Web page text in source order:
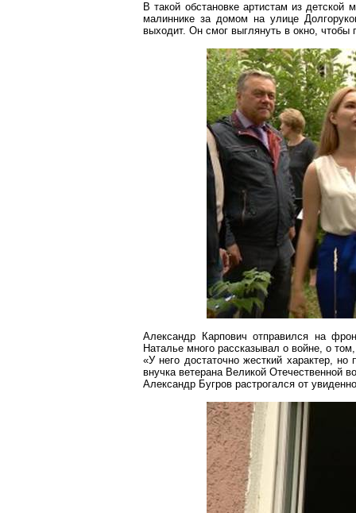
В такой обстановке артистам из
малиннике за домом на улице
выходит. Он смог выглянуть в окно, чтобы
Александр Карпович отправился на
Наталье много рассказывал о войне, о
«У него достаточно жесткий характер,
внучка ветерана Великой Отечественной
Александр Бугров растрогался от